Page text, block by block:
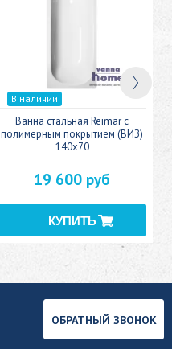
В наличии
Ванна стальная Reimar с
полимерным покрытием (ВИЗ)
140x70
19 600 руб
ОБРАТНЫЙ ЗВОНОК